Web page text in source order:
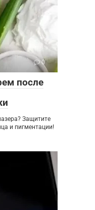
0
после
Защитите
и пигментации!